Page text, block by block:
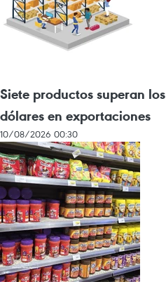
Siete productos superan
dólares en exportaciones
10/08/2026 00:30